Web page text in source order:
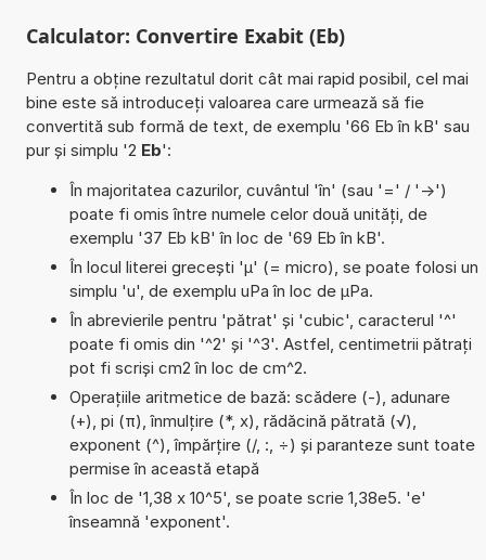
Calculator: Convertire Exabit (Eb)
Pentru a obține rezultatul dorit cât mai rapid posibil, cel mai
bine este să introduceți valoarea care urmează să fie
convertită sub formă de text, de exemplu '66 Eb în kB' sau
pur și simplu '2 Eb':
În majoritatea cazurilor, cuvântul 'în' (sau '=' / '->')
poate fi omis între numele celor două unități, de
exemplu '37 Eb kB' în loc de '69 Eb în kB'.
În locul literei grecești 'µ' (= micro), se poate folosi un
simplu 'u', de exemplu uPa în loc de µPa.
În abrevierile pentru 'pătrat' și 'cubic', caracterul '^'
poate fi omis din '^2' și '^3'. Astfel, centimetrii pătrați
pot fi scriși cm2 în loc de cm^2.
Operațiile aritmetice de bază: scădere (-), adunare
(+), pi (π), înmulțire (*, x), rădăcină pătrată (√),
exponent (^), împărțire (/, :, ÷) și paranteze sunt toate
permise în această etapă
În loc de '1,38 x 10^5', se poate scrie 1,38e5. 'e'
înseamnă 'exponent'.